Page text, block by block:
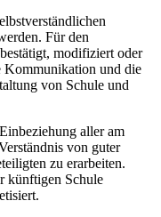
Für den
modifiziert oder
Kommunikation und die
von Schule und
aller am
von guter
zu erarbeiten.
künftigen Schule